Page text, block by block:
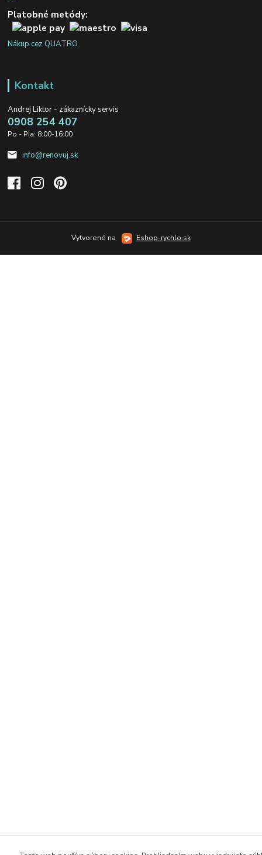
Platobné metódy:
Nákup cez QUATRO
Kontakt
Andrej Liktor - zákaznícky servis
0908 254 407
Po - Pia: 8:00-16:00
info@renovuj.sk
Vytvorené na Eshop-rychlo.sk